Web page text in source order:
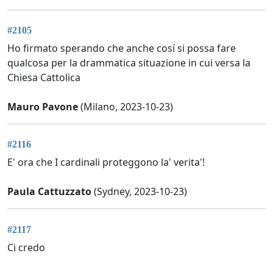
#2105
Ho firmato sperando che anche cosí si possa fare
qualcosa per la drammatica situazione in cui versa la
Chiesa Cattolica
Mauro Pavone(Milano, 2023-10-23)
#2116
E' ora che I cardinali proteggono la' verita'!
Paula Cattuzzato(Sydney, 2023-10-23)
#2117
Ci credo